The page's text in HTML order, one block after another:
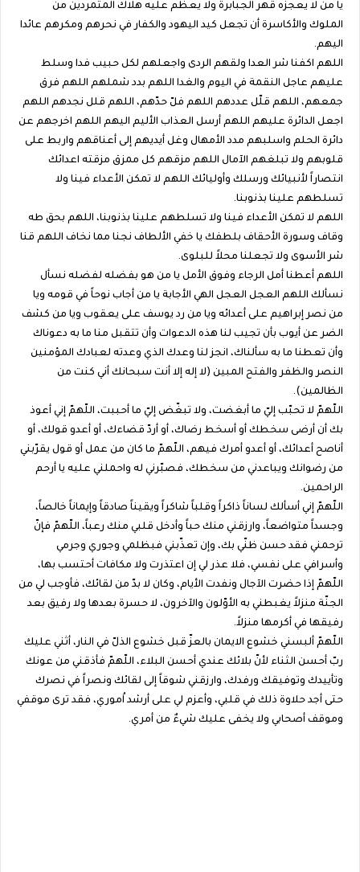
يا من لا يعجزه قهر الجبابرة ولا يعظم عليه هلاك المتمردين من
الملوك والأكاسرة أن تجعل كيد اليهود والكفار في نحرهم ومكرهم عائدا
اليهم.
اللهم اكفنا شر العدا ولقهم الردى واجعلهم لكل حبيب فدا وسلط
عليهم عاجل النقمة في اليوم والغدا اللهم بدد شملهم اللهم فرق
جمعهم، اللهم قلّل عددهم اللهم فلّ حدّهم، اللهم قلل نجدهم اللهم
اجعل الدائرة عليهم اللهم أرسل العذاب الأليم اليهم اللهم اخرجهم عن
دائرة الحلم واسلبهم مدد الأمهال وغل أيديهم إلى أعناقهم واربط على
قلوبهم ولا تبلغهم الآمال اللهم مزقهم كل ممزق مزقته اعدائك
انتصاراً لأنبيائك ورسلك وأوليائك اللهم لا تمكن الأعداء فينا ولا
تسلطهم علينا بذنوبنا.
اللهم لا تمكن الأعداء فينا ولا تسلطهم علينا بذنوبنا، اللهم بحق طه
وقاف وسورة الأحقاف بلطفك يا خفي الألطاف نجنا مما نخاف اللهم قنا
شر الأسوى ولا تجعلنا محلاً للبلوى.
اللهم أعطنا أمل الرجاء وفوق الأمل يا من هو بفضله لفضله نسأل
نسألك اللهم العجل العجل الهي الأجابة يا من أجاب نوحاً في قومه ويا
من نصر إبراهيم على أعدائه ويا من رد يوسف على يعقوب ويا من كشف
الضر عن أيوب بأن تجيب لنا هذه الدعوات وأن تتقبل منا ما به دعوناك
وأن تعطنا ما به سألناك، انجز لنا وعدك الذي وعدته لعبادك المؤمنين
النصر والظفر والفتح المبين (لا إله إلا أنت سبحانك أني كنت من
الظالمين).
اللّهمّ لا تحبّب إليّ ما أبغضت، ولا تبغّض إليّ ما أحببت، اللّهمّ إني أعوذ
بك أن أرضى سخطك أو أسخط رضاك، أو أردّ قضاءك، أو أعدو قولك، أو
أناصح أعدائك، أو أعدو أمرك فيهم، اللّهمّ ما كان من عمل أو قول يقرّبني
من رضوانك ويباعدني من سخطك، فصبّرني له واحملني عليه يا أرحم
الراحمين.
اللّهمّ إني أسألك لساناً ذاكراً وقلباً شاكراً ويقيناً صادقاً وإيماناً خالصاً،
وجسداً متواضعاً، وارزقني منك حباً وأدخل قلبي منك رعباً، اللّهمّ فإنّ
ترحمني فقد حسن ظنّي بك، وإن تعذّبني فبظلمي وجوري وجرمي
وأسرافي على نفسي، فلا عذر لي إن اعتذرت ولا مكافات أحتسب بها،
اللّهمّ إذا حضرت الآجال ونفدت الأيام، وكان لا بدّ من لقائك، فأوجب لي من
الجنّة منزلاً يغبطني به الأوّلون والآخرون، لا حسرة بعدها ولا رفيق بعد
رفيقها في أكرمها منزلاً.
اللّهمّ ألبسني خشوع الايمان بالعزّ قبل خشوع الذلّ في النار، أثني عليك
ربّ أحسن الثناء لأنّ بلائك عندي أحسن البلاء، اللّهمّ فأذقني من عونك
وتأييدك وتوفيقك ورفدك، وارزقني شوقاً إلى لقائك ونصراً في نصرك
حتى أجد حلاوة ذلك في قلبي، وأعزم لي على أرشد اُموري، فقد ترى موقفي
وموقف أصحابي ولا يخفى عليك شيءٌ من أمري.